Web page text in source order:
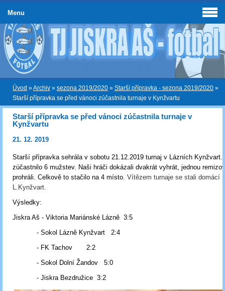
Úvod »Archiv » sezona 2019/2020 » Starší přípravka - sezona 2019/2020 »
Starší přípravka se před vánoci zúčastnila turnaje v Kynžvartu
Starší přípravka se před vánoci zúčastnila turnaje v
Kynžvartu
21. 12. 2019
Starší přípravka sehrála v sobotu 21.12.2019 turnaj v Lázních Kynžvart.
zúčastnilo 6 mužstev. Naši hráči dokázali dvakrát vyhrát, jednou
prohráli. Celkově to stačilo na 4 místo. Vítězem turnaje se stali domácí
L.Kynžvart.
Výsledky:
Jiskra Aš - Viktoria Mariánské Lázně 3:5
- Sokol Lázně Kynžvart 2:4
- FK Tachov 2:2
- Sokol Dolní Žandov 5:0
- Jiskra Bezdružice 3:2
Menu